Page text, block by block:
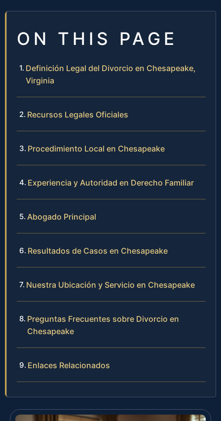
ON THIS PAGE
Definición Legal del Divorcio en Chesapeake,
Virginia
Recursos Legales Oficiales
Procedimiento Local en Chesapeake
Experiencia y Autoridad en Derecho Familiar
Abogado Principal
Resultados de Casos en Chesapeake
Nuestra Ubicación y Servicio en Chesapeake
Preguntas Frecuentes sobre Divorcio en
Chesapeake
Enlaces Relacionados